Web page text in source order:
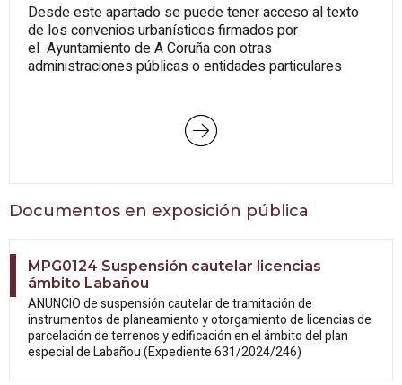
Desde este apartado se puede tener acceso al texto
de los convenios urbanísticos firmados por
el Ayuntamiento de A Coruña con otras
administraciones públicas o entidades particulares
Documentos en exposición pública
MPG0124 Suspensión cautelar licencias
ámbito Labañou
ANUNCIO de suspensión cautelar de tramitación de
instrumentos de planeamiento y otorgamiento de licencias de
parcelación de terrenos y edificación en el ámbito del plan
especial de Labañou (Expediente 631/2024/246)